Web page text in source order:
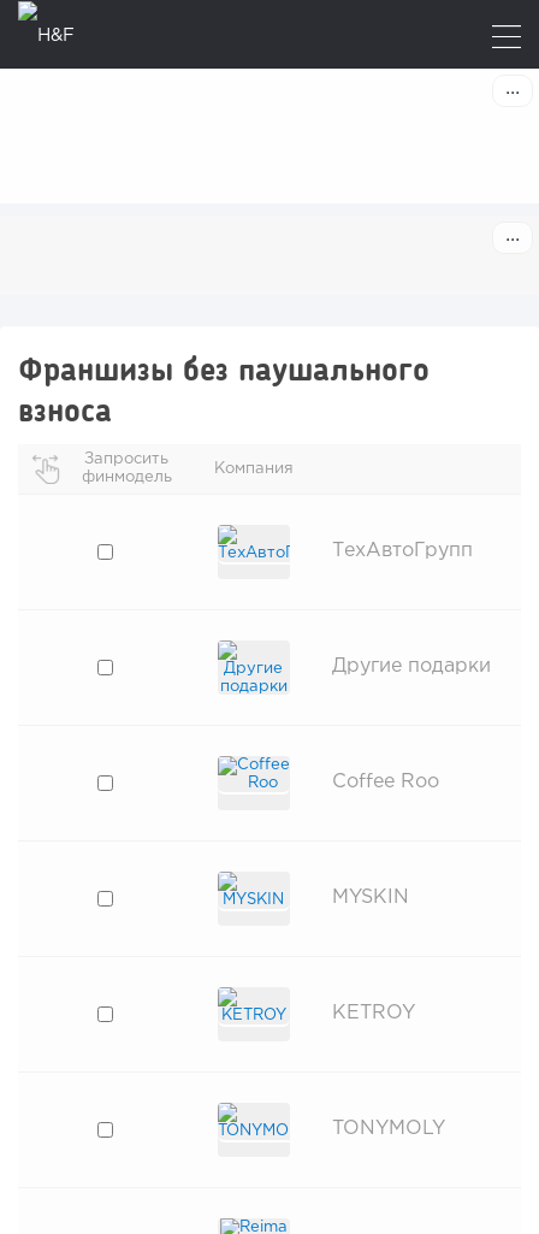
Франшизы без паушального
взноса
Запросить
финмодель
Компания
ТехАвтоГрупп
Другие подарки
Coffee Roo
MYSKIN
KETROY
TONYMOLY